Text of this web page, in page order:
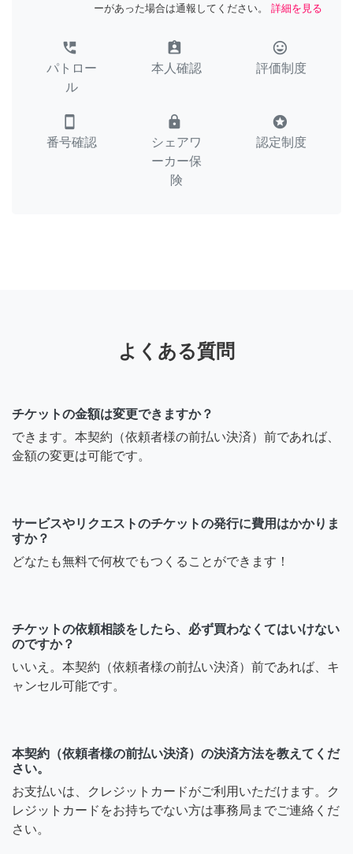
ーがあった場合は通報してください。
詳細を見る
perm_phone_msg
パトロー
ル
assignment_ind
本人確認
tag_faces
評価制度
smartphone
番号確認
lock
シェアワ
ーカー保
険
stars
認定制度
よくある質問
チケットの金額は変更できますか？
できます。本契約（依頼者様の前払い決済）前であれば、
金額の変更は可能です。
サービスやリクエストのチケットの発行に費用はかかりま
すか？
どなたも無料で何枚でもつくることができます！
チケットの依頼相談をしたら、必ず買わなくてはいけない
のですか？
いいえ。本契約（依頼者様の前払い決済）前であれば、キ
ャンセル可能です。
本契約（依頼者様の前払い決済）の決済方法を教えてくだ
さい。
お支払いは、クレジットカードがご利用いただけます。ク
レジットカードをお持ちでない方は事務局までご連絡くだ
さい。